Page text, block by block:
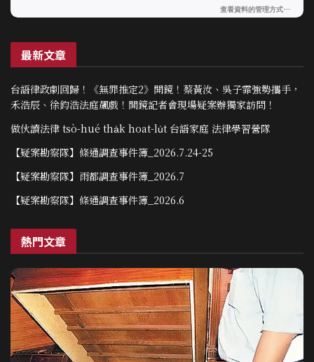
最新文章
台語律政劇回歸！《無罪推定2》開鏡！蔡黃汝、吳子霏強勢攜手，
禾浩辰、徐鈞浩法庭飆戲！開鏡記者會現場疑案辦獨家訪問！
做伙讀法律 tsò-hué tha̍k hoat-lu̍t 台語家庭 法律學習營隊
【疑案勘察隊】條通調查事件簿_2026.7.24-25
【疑案勘察隊】雨都調查事件簿_2026.7
【疑案勘察隊】條通調查事件簿_2026.6
熱門文章